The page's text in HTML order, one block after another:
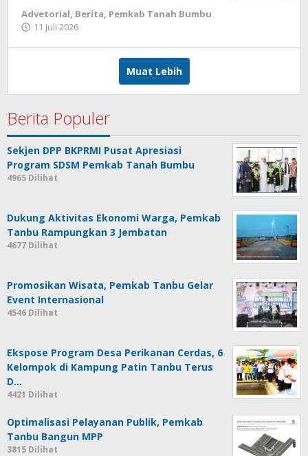
Advetorial, Berita, Pemkab Tanah Bumbu
11 Juli 2026
Muat Lebih
Berita Populer
Sekjen DPP BKPRMI Pusat Apresiasi
Program SDSM Pemkab Tanah Bumbu
4965 Dilihat
Dukung Aktivitas Ekonomi Warga, Pemkab
Tanbu Rampungkan 3 Jembatan
4677 Dilihat
Promosikan Wisata, Pemkab Tanbu Gelar
Event Internasional
4546 Dilihat
Ekspose Program Desa Perikanan Cerdas, 6
Kelompok di Kampung Patin Tanbu Terus
D…
4421 Dilihat
Optimalisasi Pelayanan Publik, Pemkab
Tanbu Bangun MPP
3815 Dilihat